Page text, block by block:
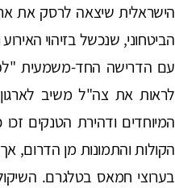
הישראלית שיצאה לרסק את
הביטחוני, שנכשל בזיהוי
עם הדרישה החד-משמעית
לראות את צה"ל משיב לארגון
המיוחדים ודהירת הטנקים
הקולות והתמונות מן הדרום,
בערוצי חמאס בטלגרם.